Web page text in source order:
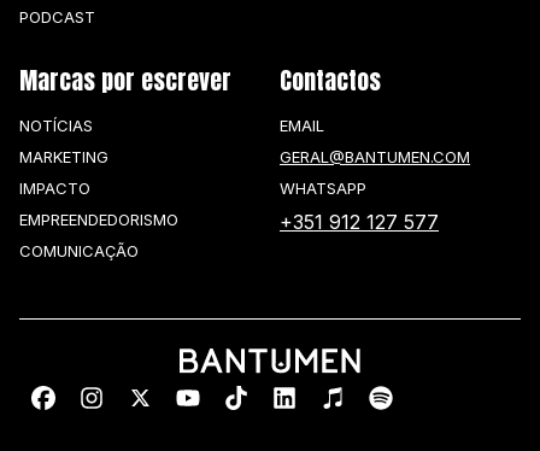
PODCAST
Marcas por escrever
NOTÍCIAS
MARKETING
IMPACTO
EMPREENDEDORISMO
COMUNICAÇÃO
Contactos
EMAIL
GERAL@BANTUMEN.COM
WHATSAPP
+351 912 127 577